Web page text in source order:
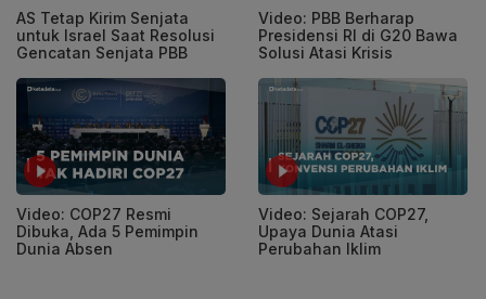
AS Tetap Kirim Senjata
untuk Israel Saat Resolusi
Gencatan Senjata PBB
Video: PBB Berharap
Presidensi RI di G20 Bawa
Solusi Atasi Krisis
Video: COP27 Resmi
Dibuka, Ada 5 Pemimpin
Dunia Absen
Video: Sejarah COP27,
Upaya Dunia Atasi
Perubahan Iklim